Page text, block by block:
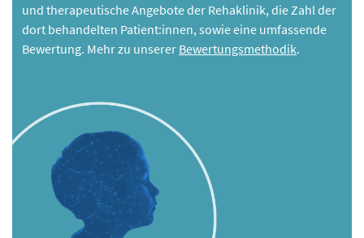
und therapeutische Angebote der Rehaklinik, die Zahl der
dort behandelten Patient:innen, sowie eine umfassende
Bewertung. Mehr zu unserer Bewertungsmethodik.